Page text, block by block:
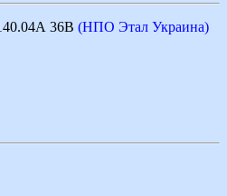
36В (НПО Этал Украина)